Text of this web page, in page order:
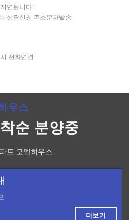
연됩니다.
상담신청,주소문자발송
전화연결
우스
순 분양중
트 모델하우스
더보기